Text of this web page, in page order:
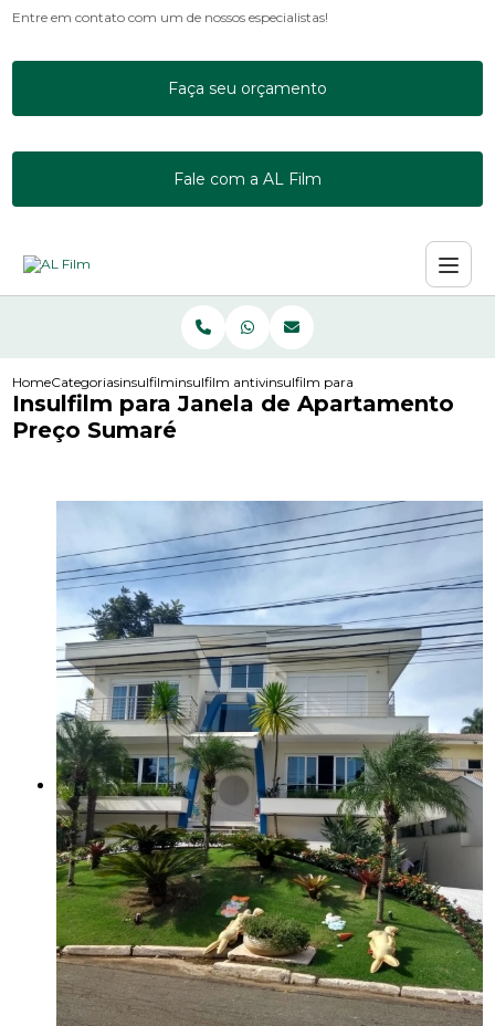
Entre em contato com um de nossos especialistas!
Faça seu orçamento
Fale com a AL Film
HomeCategoriasinsulfilminsulfilm antivandalismoinsulfilm para janela de
Insulfilm para Janela de Apartamento
Preço Sumaré